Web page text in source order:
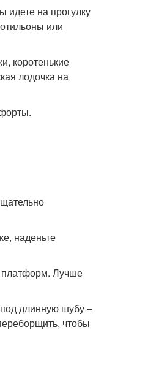
идете на прогулку
или
коротенькие
лодочка на
наденьте
платформ. Лучше
длинную шубу –
чтобы